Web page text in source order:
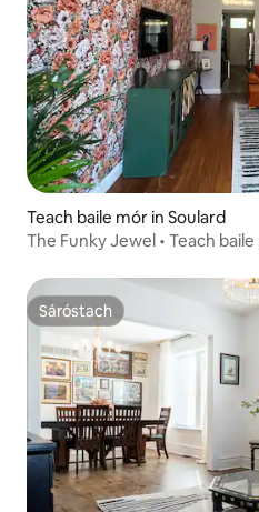
Teach baile mór in Soulard
The Funky Jewel • Teach
Sáróstach
Sáróstach